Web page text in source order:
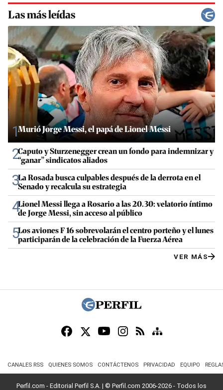
Las más leídas
1Murió Jorge Messi, el papá de Lionel Messi
2Caputo y Sturzenegger crean un fondo para indemnizar y
“ganar” sindicatos aliados
3La Rosada busca culpables después de la derrota en el
Senado y recalcula su estrategia
4Lionel Messi llega a Rosario a las 20.30: velatorio íntimo
de Jorge Messi, sin acceso al público
5Los aviones F 16 sobrevolarán el centro porteño y el lunes
participarán de la celebración de la Fuerza Aérea
VER MÁS
CANALES RSS QUIENES SOMOS CONTÁCTENOS PRIVACIDAD EQUIPO
Perfil.com - Editorial Perfil S.A. | © Perfil.com 2006-2026 - Todos los